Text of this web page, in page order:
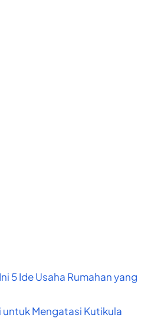
5 Ide Usaha Rumahan yang
untuk Mengatasi Kutikula